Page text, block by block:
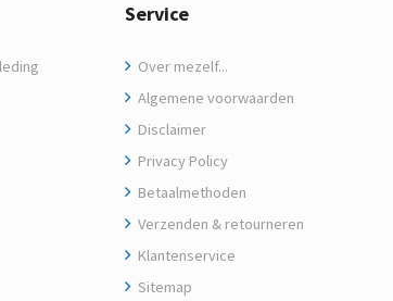
Service
Over mezelf...
Algemene voorwaarden
Disclaimer
Privacy Policy
Betaalmethoden
Verzenden & retourneren
Klantenservice
Sitemap